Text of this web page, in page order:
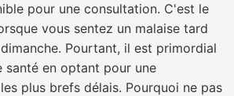
pour une consultation. C'est le
vous sentez un malaise tard
Pourtant, il est primordial
santé en optant pour une
plus brefs délais. Pourquoi ne pas